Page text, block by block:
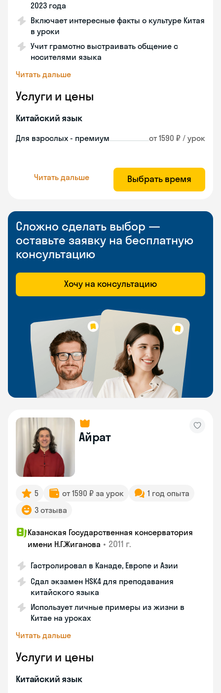
2023 года
Включает интересные факты о культуре Китая
в уроки
Учит грамотно выстраивать общение с
носителями языка
Читать дальше
Услуги и цены
Китайский язык
Для взрослых - премиум от 1590 ₽ / урок
Читать дальше Выбрать время
Сложно сделать выбор —
оставьте заявку на бесплатную
консультацию
Хочу на консультацию
Айрат
5 от 1590 ₽ за урок
1 год опыта
3 отзыва
Казанская Государственная консерватория
имени Н.Г.Жиганова • 2011 г.
Гастролировал в Канаде, Европе и Азии
Сдал экзамен HSK4 для преподавания
китайского языка
Использует личные примеры из жизни в
Китае на уроках
Читать дальше
Услуги и цены
Китайский язык